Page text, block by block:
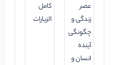
عصر
زندگی و
چگونگی
آینده
انسان و
کامل
الزیارات